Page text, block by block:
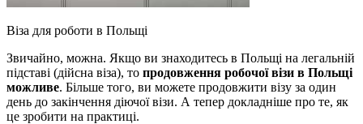
Віза для роботи в Польщі
Звичайно, можна. Якщо ви знаходитесь в Польщі на легальній
підставі (дійсна віза), то продовження робочої візи в Польщі
можливе. Більше того, ви можете продовжити візу за один
день до закінчення діючої візи. А тепер докладніше про те, як
це зробити на практиці.